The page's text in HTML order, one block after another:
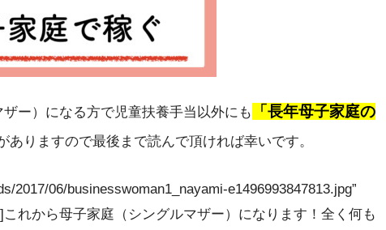
ー）になる方で児童扶養手当以外にも
「長年母子家庭の
ありますので最後まで読んで頂ければ幸いです。
2017/06/businesswoman1_nayami-e1496993847813.jpg”
これから母子家庭（シングルマザー）になります！全く何も